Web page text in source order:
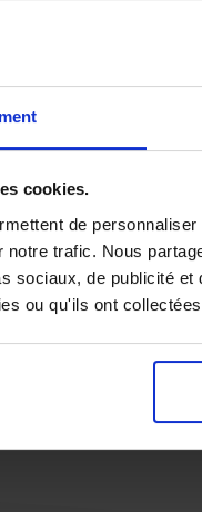
cookies.
de
notre trafic. Nous
sociaux, de publicité
ou qu'ils ont